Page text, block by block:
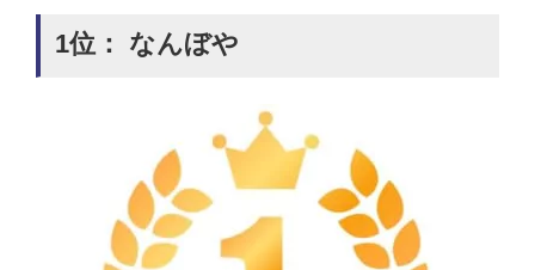
1位： なんぼや